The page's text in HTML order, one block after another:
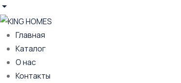
Главная
Каталог
О нас
Контакты